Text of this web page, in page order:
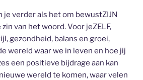
je verder als het om bewustZIJN
van het woord. Voor jeZELF,
gezondheid, balans en groei,
wereld waar we in leven en hoe jij
een positieve bijdrage aan kan
wereld te komen, waar velen